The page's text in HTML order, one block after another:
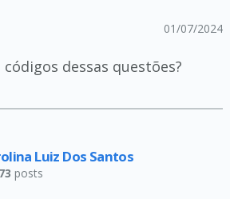
01/07/2024
dessas questões?
Luiz Dos Santos
73 posts